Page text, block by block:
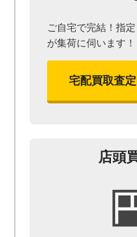
ご自宅で完結！指
が集荷に伺います！
宅配買取査
店頭